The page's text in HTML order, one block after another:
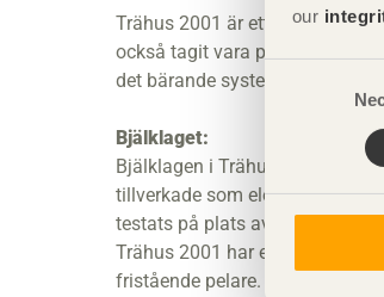
our
Trähus 2001 är ett frontprojekt
också tagit vara på
det bärande systemet eftersom
Bjälklaget:
Bjälklagen i Trähus 2001 är
tillverkade som element och
testats på plats av Lunds
Trähus 2001 har en öppen
fristående pelare.